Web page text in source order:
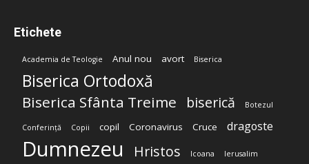
Etichete
Academia de Teologie Anul nou avort Biserica
Biserica Ortodoxă
Biserica Sfânta Treime biserică Botezul
Conferință Copii copil Coronavirus Cruce dragoste
Dumnezeu Hristos Icoana Ierusalim